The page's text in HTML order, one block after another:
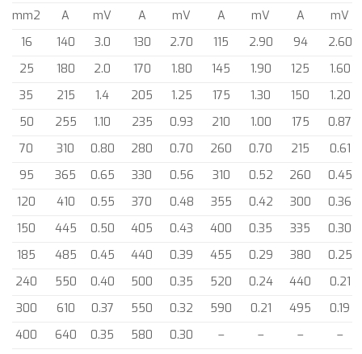
mm2 A mV A mV A mV A
mV
16
140 3.0 130 2.70 115 2.90 94
2.60
25
180 2.0 170 1.80 145 1.90 125
1.60
35
215 1.4 205 1.25 175 1.30 150
1.20
50
255 1.10 235 0.93 210 1.00 175
0.87
70
310 0.80 280 0.70 260 0.70 215
0.61
95
365 0.65 330 0.56 310 0.52 260
0.45
120
410 0.55 370 0.48 355 0.42 300
0.36
150
445 0.50 405 0.43 400 0.35 335
0.30
185
485 0.45 440 0.39 455 0.29 380
0.25
240
550 0.40 500 0.35 520 0.24 440
0.21
300
610 0.37 550 0.32 590 0.21 495
0.19
400
640 0.35 580 0.30 – – –
–